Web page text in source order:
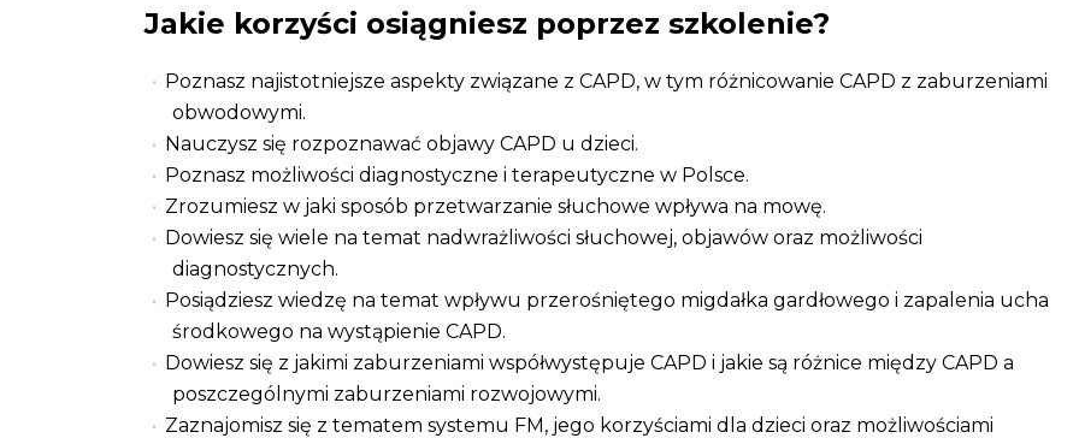
Jakie korzyści osiągniesz poprzez szkolenie?
Poznasz najistotniejsze aspekty związane z CAPD, w tym różnicowanie CAPD z zaburzeniami
obwodowymi.
Nauczysz się rozpoznawać objawy CAPD u dzieci.
Poznasz możliwości diagnostyczne i terapeutyczne w Polsce.
Zrozumiesz w jaki sposób przetwarzanie słuchowe wpływa na mowę.
Dowiesz się wiele na temat nadwrażliwości słuchowej, objawów oraz możliwości
diagnostycznych.
Posiądziesz wiedzę na temat wpływu przerośniętego migdałka gardłowego i zapalenia ucha
środkowego na wystąpienie CAPD.
Dowiesz się z jakimi zaburzeniami współwystępuje CAPD i jakie są różnice między CAPD a
poszczególnymi zaburzeniami rozwojowymi.
Zaznajomisz się z tematem systemu FM, jego korzyściami dla dzieci oraz możliwościami